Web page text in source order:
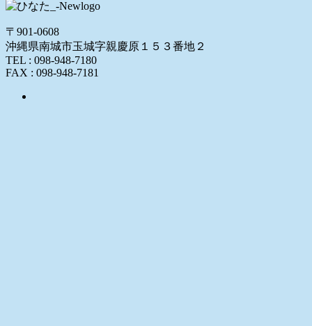
〒901-0608
沖縄県南城市玉城字親慶原１５３番地２
TEL : 098-948-7180
FAX : 098-948-7181